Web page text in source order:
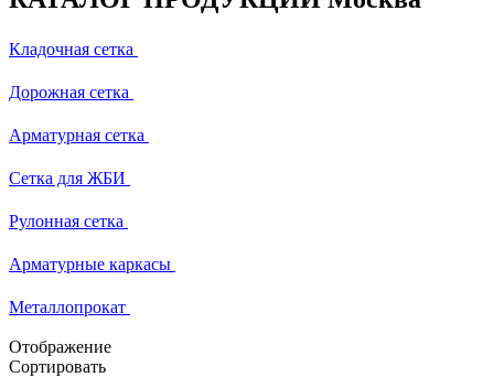
Кладочная сетка
Дорожная сетка
Арматурная сетка
Сетка для ЖБИ
Рулонная сетка
Арматурные каркасы
Металлопрокат
Отображение
Сортировать